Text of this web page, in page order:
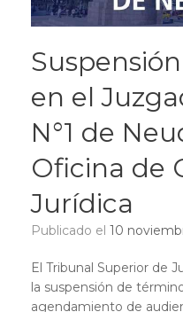
en el
N°1 de
Oficina de
Jurídica
Publicado el 10
El Tribunal Superior de
la suspensión de
agendamiento de